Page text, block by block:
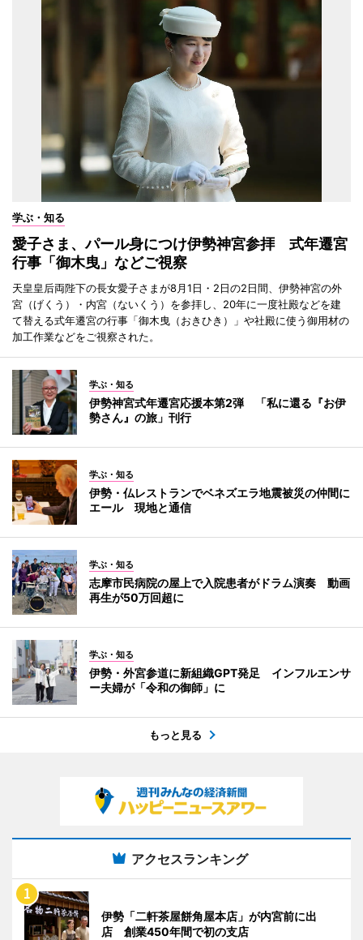
学ぶ・知る
愛子さま、パール身につけ伊勢神宮参拝 式年遷宮
行事「御木曳」などご視察
天皇皇后両陛下の長女愛子さまが8月1日・2日の2日間、伊勢神宮の外
宮（げくう）・内宮（ないくう）を参拝し、20年に一度社殿などを建
て替える式年遷宮の行事「御木曳（おきひき）」や社殿に使う御用材の
加工作業などをご視察された。
学ぶ・知る
伊勢神宮式年遷宮応援本第2弾 「私に還る『お伊
勢さん』の旅」刊行
学ぶ・知る
伊勢・仏レストランでベネズエラ地震被災の仲間に
エール 現地と通信
学ぶ・知る
志摩市民病院の屋上で入院患者がドラム演奏 動画
再生が50万回超に
学ぶ・知る
伊勢・外宮参道に新組織GPT発足 インフルエンサ
ー夫婦が「令和の御師」に
もっと見る
アクセスランキング
伊勢「二軒茶屋餅角屋本店」が内宮前に出
店 創業450年間で初の支店